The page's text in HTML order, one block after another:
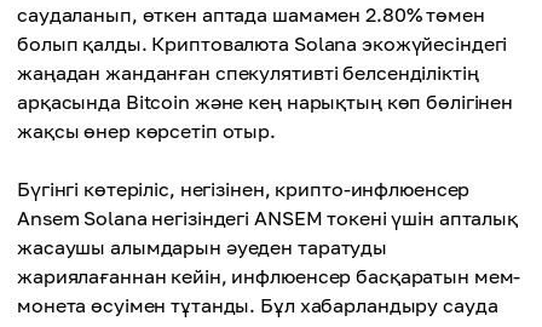
саудаланып, өткен аптада шамамен 2.80% төмен
болып қалды. Криптовалюта Solana экожүйесіндегі
жаңадан жанданған спекулятивті белсенділіктің
арқасында Bitcoin және кең нарықтың көп бөлігінен
жақсы өнер көрсетіп отыр.
Бүгінгі көтеріліс, негізінен, крипто-инфлюенсер
Ansem Solana негізіндегі ANSEM токені үшін апталық
жасаушы алымдарын әуеден таратуды
жариялағаннан кейін, инфлюенсер басқаратын мем-
монета өсуімен тұтанды. Бұл хабарландыру сауда